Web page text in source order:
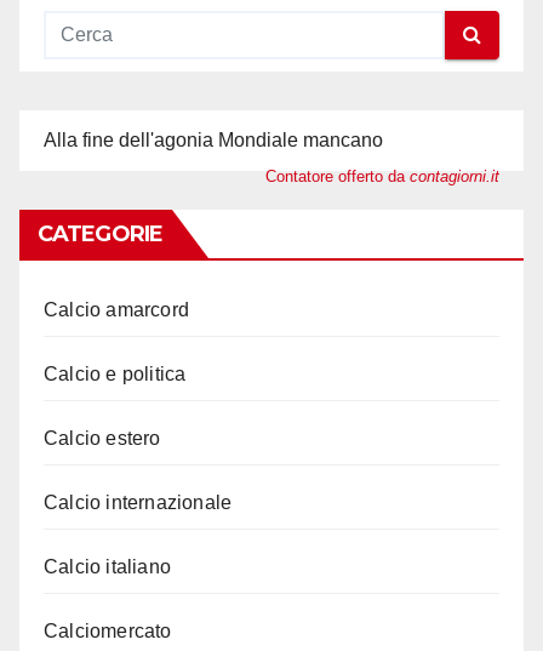
Alla fine dell'agonia Mondiale mancano
Contatore offerto da contagiorni.it
CATEGORIE
Calcio amarcord
Calcio e politica
Calcio estero
Calcio internazionale
Calcio italiano
Calciomercato